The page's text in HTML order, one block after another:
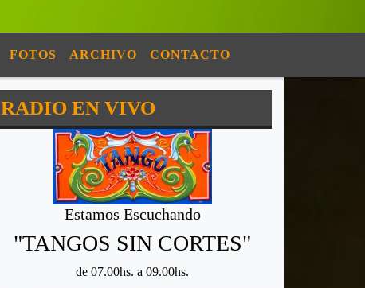
FOTOS ARCHIVO CONTACTO
RADIO EN VIVO
Estamos Escuchando
"TANGOS SIN CORTES"
de 07.00hs. a 09.00hs.